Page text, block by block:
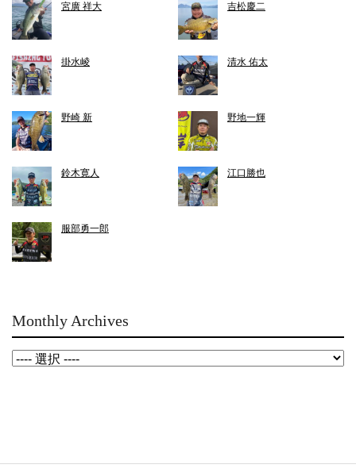
宮廣 祥大 吉松慶二
掛水崚 清水 佑太
野崎 新 野地一輝
鈴木寛人 江口勝也
服部勇一郎
Monthly Archives